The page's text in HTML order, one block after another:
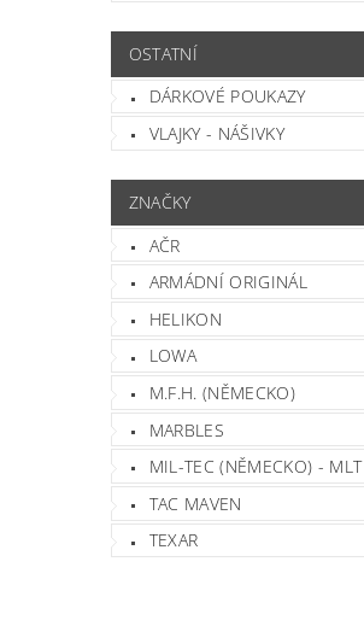
OSTATNÍ
DÁRKOVÉ POUKAZY
VLAJKY - NÁŠIVKY
ZNAČKY
AČR
ARMÁDNÍ ORIGINÁL
HELIKON
LOWA
M.F.H. (NĚMECKO)
MARBLES
MIL-TEC (NĚMECKO) - MLT
TAC MAVEN
TEXAR